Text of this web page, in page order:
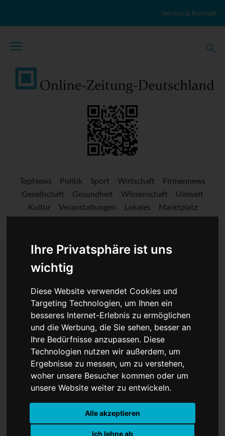
Ihre Privatsphäre ist uns
wichtig
Diese Website verwendet Cookies und
Targeting Technologien, um Ihnen ein
besseres Internet-Erlebnis zu ermöglichen
und die Werbung, die Sie sehen, besser an
Ihre Bedürfnisse anzupassen. Diese
Technologien nutzen wir außerdem, um
Ergebnisse zu messen, um zu verstehen,
woher unsere Besucher kommen oder um
unsere Website weiter zu entwickeln.
Alle akzeptieren
Ich lehne ab
Service & Kontakt
TopNews Politik Sport Wirtschaft
Firmennews
Gesellschaft
Gesundheit Wissenschaft
Umwelt
Kultur
Veranstaltungen Lokales
Marktplatz
Stellenangebote
Neuer vor WM-
Comeback: Nagelsmann
vertraut auf Deutschlands
Torwart-Legende